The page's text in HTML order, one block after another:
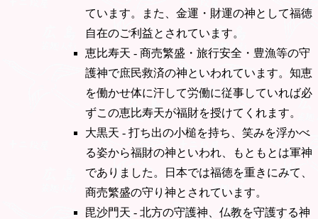
ています。また、金運・財運の神として福徳
自在のご利益とされています。
恵比寿天 - 商売繁盛・旅行安全・豊漁等の守
護神で庶民救済の神といわれています。知恵
を働かせ体に汗して労働に従事していれば必
ずこの恵比寿天が福財を授けてくれます。
大黒天 - 打ち出の小槌を持ち、笑みを浮かべ
る姿から福財の神といわれ、もともとは軍神
でありました。日本では福徳を重きにみて、
商売繁盛の守り神とされています。
毘沙門天 - 北方の守護神、仏教を守護する神